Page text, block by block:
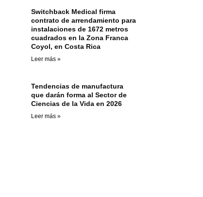
Switchback Medical firma
contrato de arrendamiento para
instalaciones de 1672 metros
cuadrados en la Zona Franca
Coyol, en Costa Rica
Leer más »
Tendencias de manufactura
que darán forma al Sector de
Ciencias de la Vida en 2026
Leer más »